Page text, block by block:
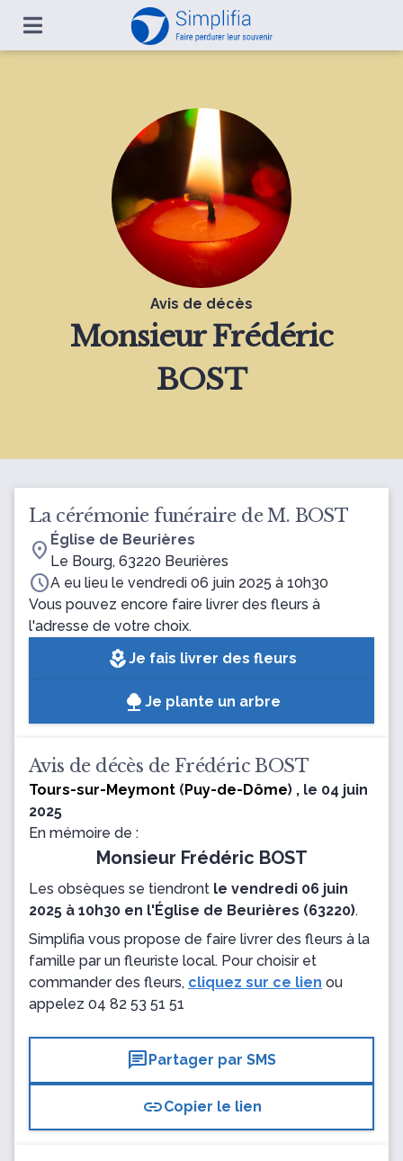
Avis de décès
MonsieurFrédéric
BOST
La cérémonie funéraire de M. BOST
location_on Église de Beurières
Le Bourg, 63220 Beurières
scheduleA eu lieu le vendredi 06 juin 2025 à 10h30
Vous pouvez encore faire livrer des fleurs à
l'adresse de votre choix.
local_floristJe fais livrer des fleurs
Je plante un arbre
Avis de décès de Frédéric BOST
Tours-sur-Meymont (Puy-de-Dôme) , le 04 juin
2025
En mémoire de :
Monsieur Frédéric BOST
Les obsèques se tiendront le vendredi 06 juin
2025 à 10h30 en l'Église de Beurières (63220).
Simplifia vous propose de faire livrer des fleurs à la
famille par un fleuriste local. Pour choisir et
commander des fleurs, cliquez sur ce lien ou
appelez 04 82 53 51 51
chatPartager par SMS
linkCopier le lien